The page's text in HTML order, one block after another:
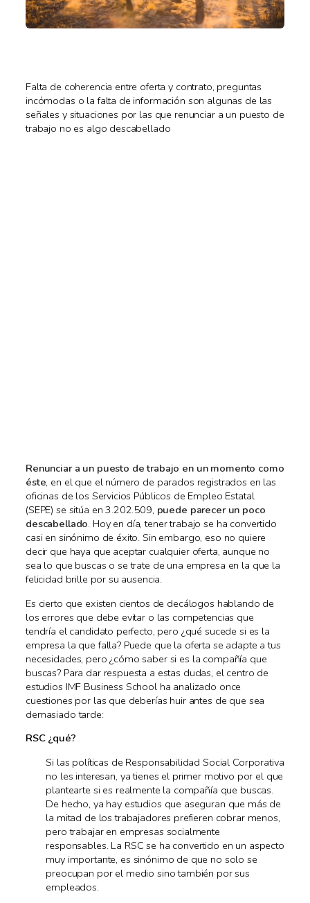
Falta de coherencia entre oferta y contrato, preguntas
incómodas o la falta de información son algunas de las
señales y situaciones por las que renunciar a un puesto de
trabajo no es algo descabellado
Renunciar a un puesto de trabajo en un momento como
éste, en el que el número de parados registrados en las
oficinas de los Servicios Públicos de Empleo Estatal
(SEPE) se sitúa en 3.202.509, puede parecer un poco
descabellado. Hoy en día, tener trabajo se ha convertido
casi en sinónimo de éxito. Sin embargo, eso no quiere
decir que haya que aceptar cualquier oferta, aunque no
sea lo que buscas o se trate de una empresa en la que la
felicidad brille por su ausencia.
Es cierto que existen cientos de decálogos hablando de
los errores que debe evitar o las competencias que
tendría el candidato perfecto, pero ¿qué sucede si es la
empresa la que falla? Puede que la oferta se adapte a tus
necesidades, pero ¿cómo saber si es la compañía que
buscas? Para dar respuesta a estas dudas, el centro de
estudios IMF Business School ha analizado once
cuestiones por las que deberías huir antes de que sea
demasiado tarde:
RSC ¿qué?
Si las políticas de Responsabilidad Social Corporativa
no les interesan, ya tienes el primer motivo por el que
plantearte si es realmente la compañía que buscas.
De hecho, ya hay estudios que aseguran que más de
la mitad de los trabajadores prefieren cobrar menos,
pero trabajar en empresas socialmente
responsables. La RSC se ha convertido en un aspecto
muy importante, es sinónimo de que no solo se
preocupan por el medio sino también por sus
empleados.